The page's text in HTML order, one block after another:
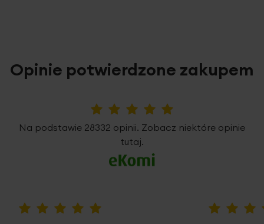
Opinie potwierdzone zakupem
Na podstawie 28332 opinii. Zobacz niektóre opinie
tutaj.